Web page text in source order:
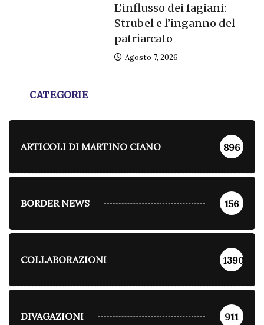
L’influsso dei fagiani:
Strubel e l’inganno del
patriarcato
Agosto 7, 2026
CATEGORIE
ARTICOLI DI MARTINO CIANO 896
BORDER NEWS 156
COLLABORAZIONI 1390
DIVAGAZIONI 911